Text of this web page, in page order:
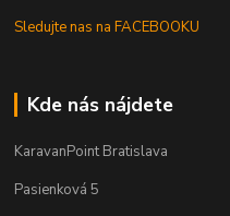
Sledujte nas na FACEBOOKU
Kde nás nájdete
KaravanPoint Bratislava
Pasienková 5